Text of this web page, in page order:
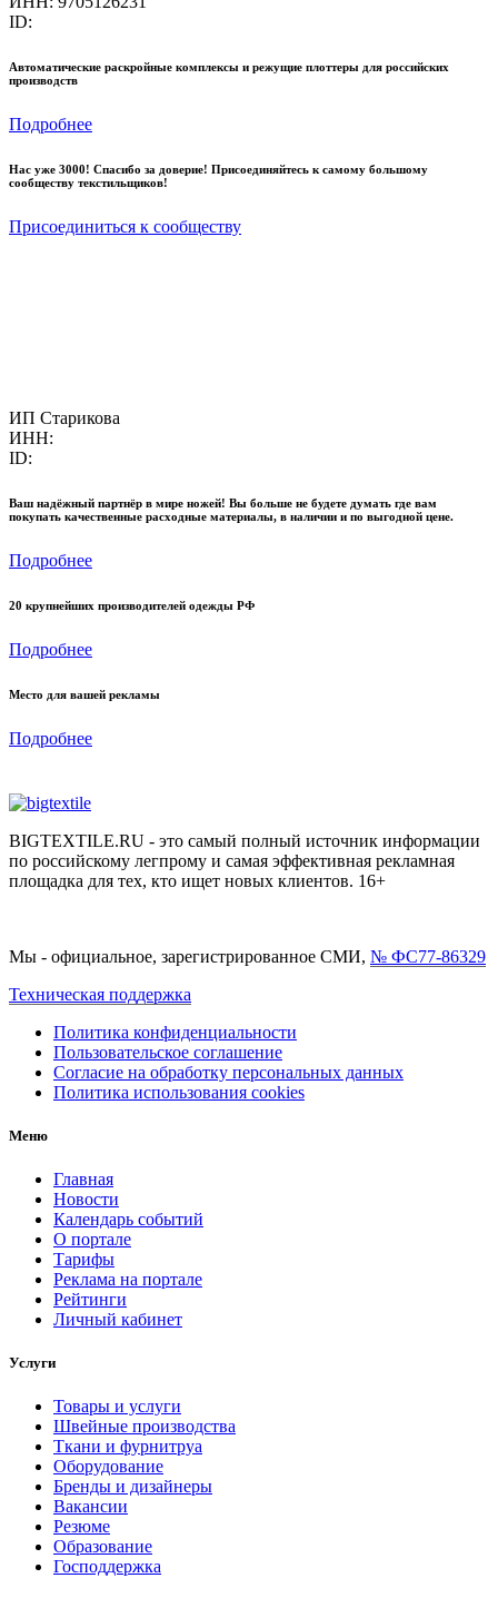
ID:
Автоматические раскройные комплексы и режущие плоттеры для российских
производств
Подробнее
Нас уже 3000! Спасибо за доверие! Присоединяйтесь к самому большому
сообществу текстильщиков!
Присоединиться к сообществу
ИП Старикова
ИНН:
ID:
Ваш надёжный партнёр в мире ножей! Вы больше не будете думать где вам
покупать качественные расходные материалы, в наличии и по выгодной цене.
Подробнее
20 крупнейших производителей одежды РФ
Подробнее
Место для вашей рекламы
Подробнее
BIGTEXTILE.RU - это самый полный источник информации
по российскому легпрому и самая эффективная рекламная
площадка для тех, кто ищет новых клиентов. 16+
Мы - официальное, зарегистрированное СМИ, № ФС77-86329
Техническая поддержка
Политика конфиденциальности
Пользовательское соглашение
Согласие на обработку персональных данных
Политика использования cookies
Меню
Главная
Новости
Календарь событий
О портале
Тарифы
Реклама на портале
Рейтинги
Личный кабинет
Услуги
Товары и услуги
Швейные производства
Ткани и фурнитруа
Оборудование
Бренды и дизайнеры
Вакансии
Резюме
Образование
Господдержка